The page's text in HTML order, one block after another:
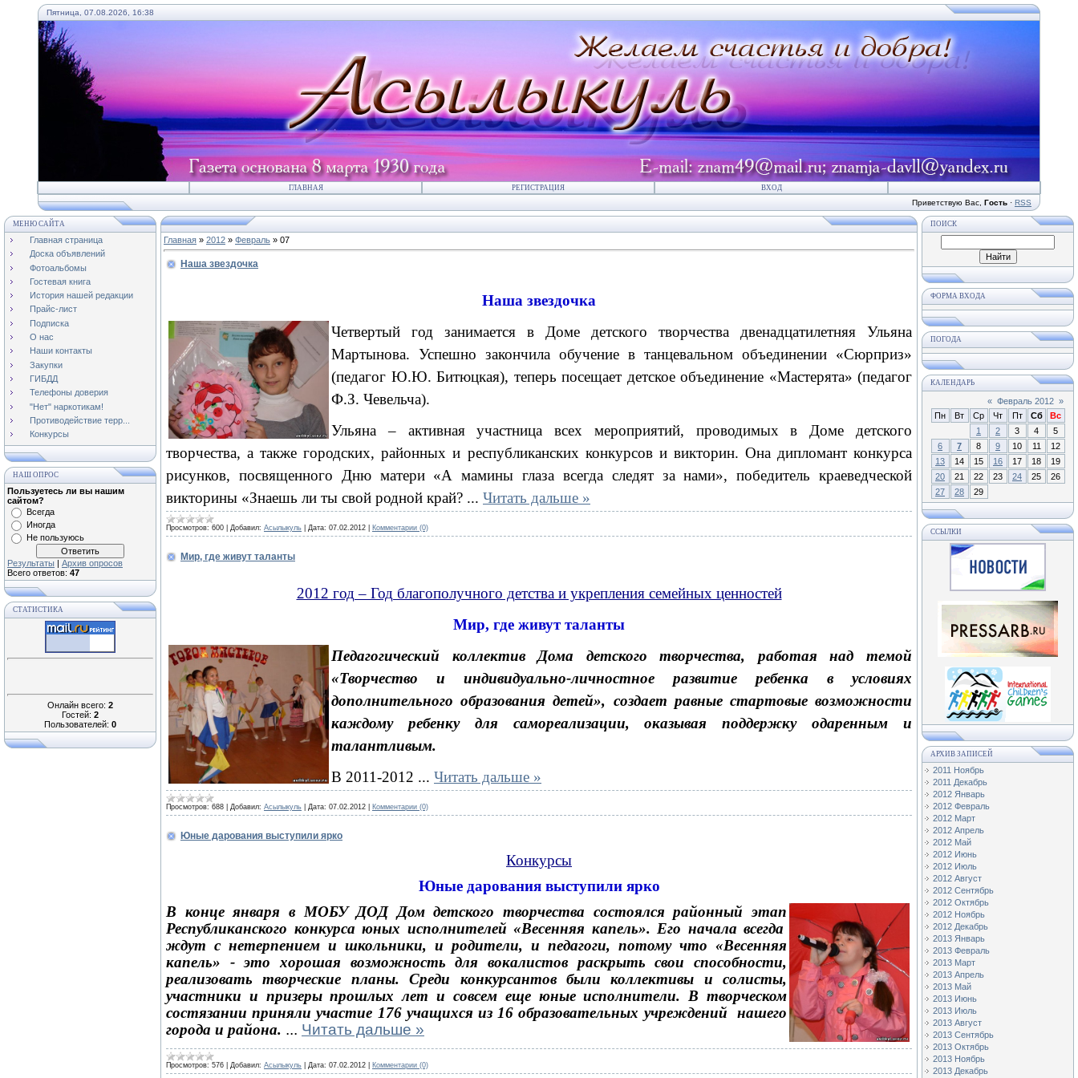
Пятница, 07.08.2026, 16:38
ГЛАВНАЯ РЕГИСТРАЦИЯ ВХОД
Приветствую Вас Гость · RSS
МЕНЮ САЙТА
Главная страница
Доска объявлений
Фотоальбомы
Гостевая книга
История нашей редакции
Прайс-лист
Подписка
О нас
Наши контакты
Закупки
ГИБДД
Телефоны доверия
"Нет" наркотикам!
Противодействие терр...
Конкурсы
НАШ ОПРОС
Пользуетесь ли вы нашим
сайтом?
Всегда
Иногда
Не пользуюсь
Результаты | Архив опросов
Всего ответов: 47
СТАТИСТИКА
Онлайн всего: 2
Гостей: 2
Пользователей: 0
Главная » 2012 » Февраль » 07
Наша звездочка
Наша звездочка
Четвертый год занимается в Доме детского творчества двенадцатилетняя Ульяна
Мартынова. Успешно закончила обучение в танцевальном объединении «Сюрприз»
(педагог Ю.Ю. Битюцкая), теперь посещает детское объединение «Мастерята» (педагог
Ф.З. Чевельча).
Ульяна – активная участница всех мероприятий, проводимых в Доме детского
творчества, а также городских, районных и республиканских конкурсов и викторин. Она дипломант конкурса
рисунков, посвященного Дню матери «А мамины глаза всегда следят за нами», победитель краеведческой
викторины «Знаешь ли ты свой родной край? ... Читать дальше »
Просмотров: 600 Добавил: Асылыкуль Дата: 07.02.2012 Комментарии (0)
Мир, где живут таланты
2012 год – Год благополучного детства и укрепления семейных ценностей
Мир, где живут таланты
Педагогический коллектив Дома детского творчества, работая над темой
«Творчество и индивидуально-личностное развитие ребенка в условиях
дополнительного образования детей», создает равные стартовые возможности
каждому ребенку для самореализации, оказывая поддержку одаренным и
талантливым.
В 2011-2012 ... Читать дальше »
Просмотров: 688 Добавил: Асылыкуль Дата: 07.02.2012 Комментарии (0)
Юные дарования выступили ярко
Конкурсы
Юные дарования выступили ярко
В конце января в МОБУ ДОД Дом детского творчества состоялся районный этап
Республиканского конкурса юных исполнителей «Весенняя капель». Его начала всегда
ждут с нетерпением и школьники, и родители, и педагоги, потому что «Весенняя
капель» - это хорошая возможность для вокалистов раскрыть свои способности,
реализовать творческие планы. Среди конкурсантов были коллективы и солисты,
участники и призеры прошлых лет и совсем еще юные исполнители. В творческом
состязании приняли участие 176 учащихся из 16 образовательных учреждений
нашего
города и района. ... Читать дальше »
Просмотров: 576 Добавил: Асылыкуль Дата: 07.02.2012 Комментарии (0)
ПОИСК
ФОРМА ВХОДА
ПОГОДА
КАЛЕНДАРЬ
« Февраль 2012 »
Пн
Вт Ср Чт Пт Сб
Вс
1
2 3 4
5
6
7 8 9 10 11
12
13
14 15 16 17 18
19
20
21 22 23 24 25
26
27
28 29
ССЫЛКИ
АРХИВ ЗАПИСЕЙ
2011 Ноябрь
2011 Декабрь
2012 Январь
2012 Февраль
2012 Март
2012 Апрель
2012 Май
2012 Июнь
2012 Июль
2012 Август
2012 Сентябрь
2012 Октябрь
2012 Ноябрь
2012 Декабрь
2013 Январь
2013 Февраль
2013 Март
2013 Апрель
2013 Май
2013 Июнь
2013 Июль
2013 Август
2013 Сентябрь
2013 Октябрь
2013 Ноябрь
2013 Декабрь